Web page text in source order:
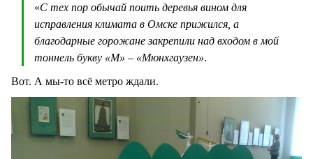
«С тех пор обычай поить деревья вином для
исправления климата в Омске прижился, а
благодарные горожане закрепили над входом в мой
тоннель букву «М» – «Мюнхгаузен».
Вот. А мы-то всё метро ждали.